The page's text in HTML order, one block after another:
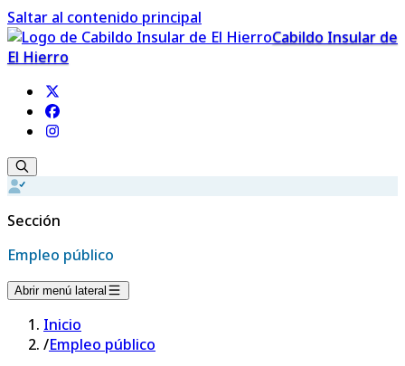
Saltar al contenido principal
Cabildo Insular de
El Hierro
Sección
Empleo público
Abrir menú lateral
Inicio
/Empleo público